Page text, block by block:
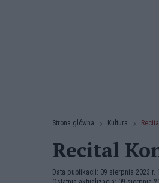
Strona główna Kultura
Recital
Data publikacji: 09 sierpnia 2023 r.